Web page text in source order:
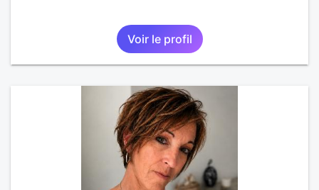
Voir le profil